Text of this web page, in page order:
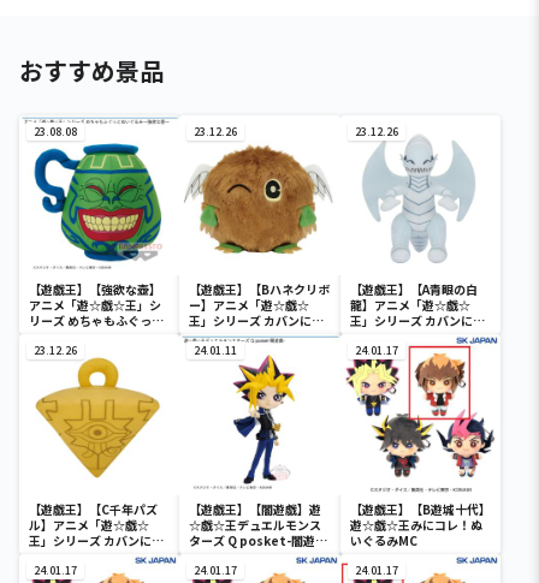
おすすめ景品
23.08.08
【遊戯王】【強欲な壺】
アニメ「遊☆戯☆王」シ
リーズ めちゃもふぐっと
23.12.26
【遊戯王】【Bハネクリボ
ー】アニメ「遊☆戯☆
王」シリーズ カバンに付
けられるぬいぐるみvol.3
23.12.26
【遊戯王】【A青眼の白
龍】アニメ「遊☆戯☆
王」シリーズ カバンに付
けられるぬいぐるみvol.3
23.12.26
【遊戯王】【C千年パズ
ル】アニメ「遊☆戯☆
王」シリーズ カバンに付
けられるぬいぐるみvol.3
24.01.11
【遊戯王】【闇遊戯】遊
☆戯☆王デュエルモンス
ターズ Q posket-闇遊
24.01.17
【遊戯王】【B遊城十代】
遊☆戯☆王みにコレ！ぬ
いぐるみMC
24.01.17 24.01.17 24.01.17